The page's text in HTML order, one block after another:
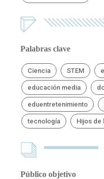
Palabras clave
Ciencia STEM
educación media
eduentretenimiento
tecnología Hijos de
Público objetivo